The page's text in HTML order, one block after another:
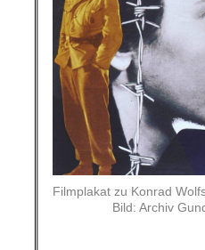
Filmplakat zu Konrad
Bild: Archiv